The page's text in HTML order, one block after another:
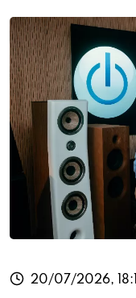
20/07/2026, 18:11